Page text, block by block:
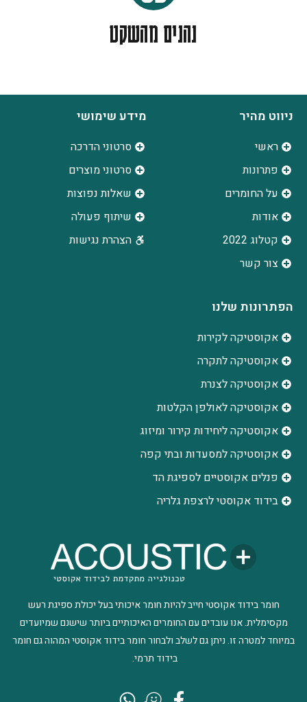
נהנים מהשקט
חומר בידוד אקוסטי חייב להיות חומר איכותי בעל יכולת ספיגת רעש
מקסימלית. אנו עובדים עם החומרים האיכותיים ביותר שישנם שמיועדים
במיוחד למטרה זו. ניתן גם לשלב ולבחור חומר בידוד אקוסטי המהוה גם חומר
בידוד תרמי.
ניווט מהיר
ראשי
פתרונות
על החומרים
אודות
קטלוג 2022
צור קשר
מידע שימושי
סרטוני הדרכה
סרטוני מוצרים
שאלות נפוצות
שיתוף פעולה
הצהרת נגישות
הפתרונות שלנו
אקוסטיקה לקירות
אקוסטיקה לתקרה
אקוסטיקה לצנרת
אקוסטיקה לאולפן הקלטות
‫אקוסטיקה ליחידות קירור ומיזוג
אקוסטיקה למסעדות ובתי קפה
פנלים אקוסטיים לספיגת הד
בידוד אקוסטי לרצפת גלריה